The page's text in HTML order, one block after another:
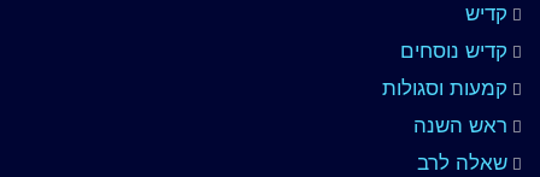
קדיש
קדיש נוסחים
קמעות וסגולות
ראש השנה
שאלה לרב